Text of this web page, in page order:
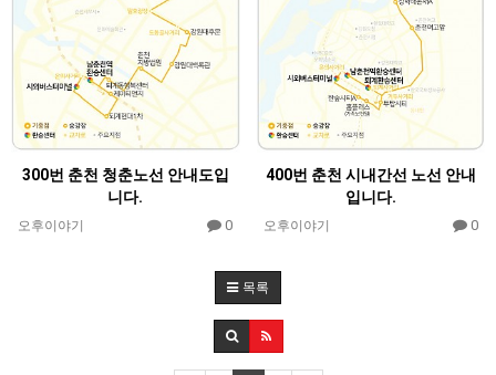
300번 춘천 청춘노선 안내도입
니다.
오후이야기 0
400번 춘천 시내간선 노선 안내
입니다.
오후이야기 0
목록